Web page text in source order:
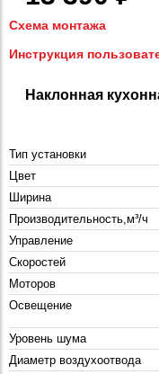
Схема монтажа
Инструкция
Наклонная
Тип установки
Цвет
Ширина
Производительность,м³/ч
Управление
Скоростей
Моторов
Освещение
Уровень шума
Диаметр воздухоотвода